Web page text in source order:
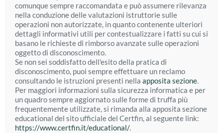
comunque sempre raccomandata e può assumere rilevanza
nella conduzione delle valutazioni istruttorie sulle
operazioni non autorizzate, in quanto contenente ulteriori
dettagli informativi utili per contestualizzare i fatti su cui si
basano le richieste di rimborso avanzate sulle operazioni
oggetto di disconoscimento.
Se non sei soddisfatto dell'esito della pratica di
disconoscimento, puoi sempre effettuare un reclamo
consultando le istruzioni presenti nella apposita sezione.
Per maggiori informazioni sulla sicurezza informatica e per
un quadro sempre aggiornato sulle forme di truffa più
frequentemente utilizzate, si rimanda alla apposita sezione
educational del sito ufficiale del Certfin, al seguente link:
https://www.certfin.it/educational/.